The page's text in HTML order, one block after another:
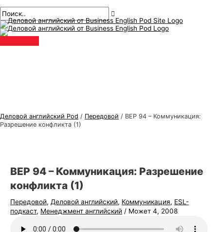
к
содержанию
меню
Деловой английский Pod / Передовой / BEP 94 – Коммуникация:
Разрешение конфликта (1)
BEP 94 – Коммуникация: Разрешение
конфликта (1)
Передовой, Деловой английский, Коммуникация, ESL-
подкаст, Менеджмент английский / Может 4, 2008
по
публикациям
здесь..
почта*
Т
е
м
ы
о
н
г
л
и
И
с
к
а